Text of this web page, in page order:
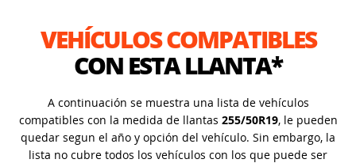
VEHÍCULOS COMPATIBLES
CON ESTA LLANTA*
A continuación se muestra una lista de vehículos
compatibles con la medida de llantas 255/50R19, le pueden
quedar segun el año y opción del vehículo. Sin embargo, la
lista no cubre todos los vehículos con los que puede ser